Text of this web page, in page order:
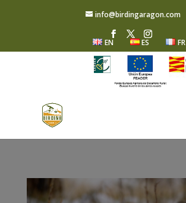
info@birdingaragon.com
EN ES FR